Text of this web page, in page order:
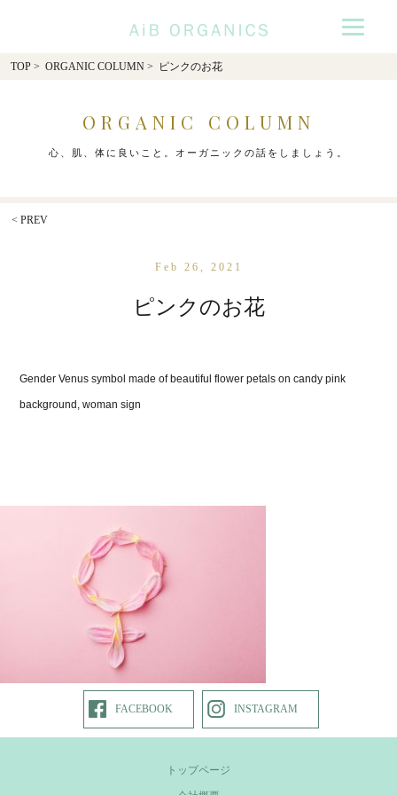
TOP> ORGANIC COLUMN> ピンクのお花
ORGANIC COLUMN
心、肌、体に良いこと。オーガニックの話をしましょう。
< PREV
Feb 26, 2021
ピンクのお花
Gender Venus symbol made of beautiful flower petals on candy pink
background, woman sign
FACEBOOK INSTAGRAM
トップページ